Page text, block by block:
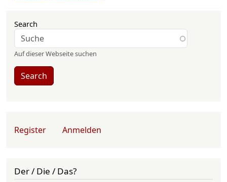
Search
Auf dieser Webseite suchen
Search
User account menu
Register Anmelden
Der / Die / Das?